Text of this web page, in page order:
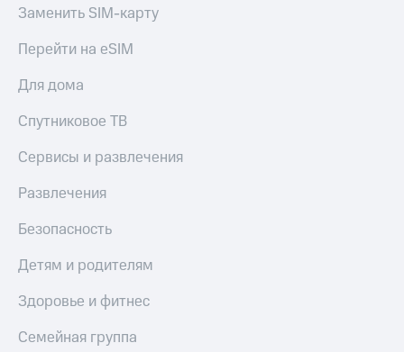
Заменить SIM-карту
Перейти на eSIM
Для дома
Спутниковое ТВ
Сервисы и развлечения
Развлечения
Безопасность
Детям и родителям
Здоровье и фитнес
Семейная группа